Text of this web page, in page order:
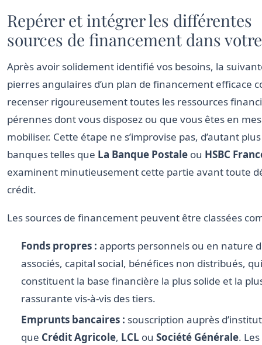
Repérer et intégrer les différentes
sources de financement dans
Après avoir solidement identifié vos besoins, la
pierres angulaires d’un plan de financement efficace
recenser rigoureusement toutes les ressources
pérennes dont vous disposez ou que vous êtes en
mobiliser. Cette étape ne s’improvise pas, d’autant
banques telles que La Banque Postale ou HSBC
examinent minutieusement cette partie avant toute
crédit.
Les sources de financement peuvent être classées
Fonds propres : apports personnels ou en nature
associés, capital social, bénéfices non distribués, qui
constituent la base financière la plus solide et la
rassurante vis-à-vis des tiers.
Emprunts bancaires : souscription auprès
que Crédit Agricole, LCL ou Société Générale. Les